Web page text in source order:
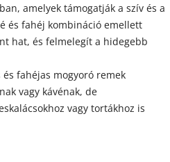
amelyek támogatják a szív és a
és fahéj kombináció emellett
hat, és felmelegít a hidegebb
és fahéjas mogyoró remek
vagy kávénak, de
vagy tortákhoz is